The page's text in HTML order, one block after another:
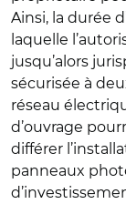
Ainsi, la durée
laquelle
jusqu’alors
sécurisée à
réseau
d’ouvrage
différer
panneaux